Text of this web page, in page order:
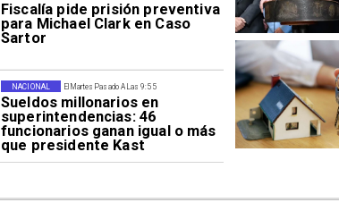
Fiscalía pide prisión preventiva
para Michael Clark en Caso
Sartor
El Martes Pasado A Las 9:55
Sueldos millonarios en
superintendencias: 46
funcionarios ganan igual o más
que presidente Kast
NACIONAL